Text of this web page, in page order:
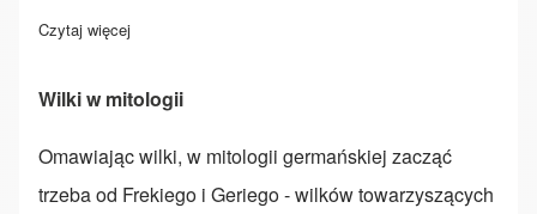
Czytaj więcej
Wilki w mitologii
Omawiając wilki, w mitologii germańskiej zacząć
trzeba od Frekiego i Geriego - wilków towarzyszących